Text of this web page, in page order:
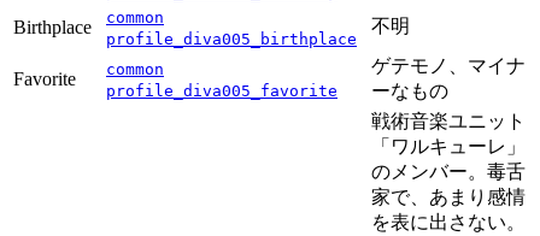
Birthplace
common
profile_diva005_birthplace
不明
Favorite
common
profile_diva005_favorite
ゲテモノ、マイナ
ーなもの
戦術音楽ユニット
「ワルキューレ」
のメンバー。毒舌
家で、あまり感情
を表に出さない。